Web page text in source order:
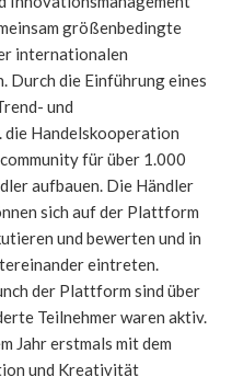
größenbedingte
internationalen
Durch die Einführung eines
und
die Handelskooperation
für über 1.000
aufbauen. Die Händler
sich auf der Plattform
und bewerten und in
eintreten.
der Plattform sind über
Teilnehmer waren aktiv.
Jahr erstmals mit dem
und Kreativität